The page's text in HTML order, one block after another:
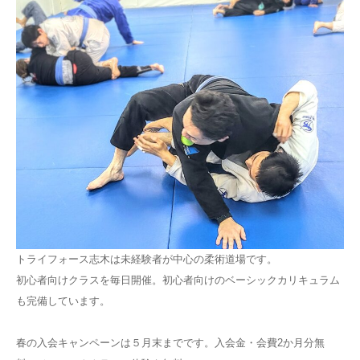
トライフォース志木は未経験者が中心の柔術道場です。
初心者向けクラスを毎日開催。初心者向けのベーシックカリキュラム
も完備しています。
春の入会キャンペーンは５月末までです。入会金・会費2か月分無